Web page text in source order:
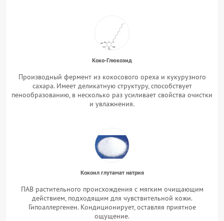
Коко-Глюкозид
Производный фермент из кокосового ореха и кукурузного
сахара. Имеет деликатную структуру, способствует
пенообразованию, в несколько раз усиливает свойства очистки
и увлажнения.
Кокоил глутамат натрия
ПАВ растительного происхождения с мягким очищающим
действием, подходящим для чувствительной кожи.
Гипоаллергенен. Кондиционирует, оставляя приятное
ощущение.